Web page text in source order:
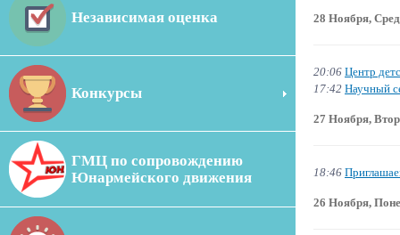
Независимая оценка
Конкурсы
ГМЦ по сопровождению
Юнармейского движения
28 Ноября,
20:06 Центр
17:42 Научный
27 Ноября,
18:46
26 Ноября,